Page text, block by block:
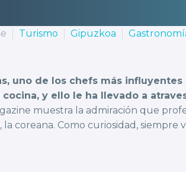
Turismo Gipuzkoa
uno de los chefs más
y ello le ha llevado a
muestra la admiración que
coreana. Como curiosidad,